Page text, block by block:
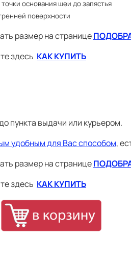
менеджер
размер.
Обхват
Обхват
87 100 76.5
91 104 78
107 120
124
основания шеи до запястья
поверхности
размер на странице
здесь КАК КУПИТЬ
пункта выдачи или курьером.
удобным для Вас способом,
размер на странице
здесь КАК КУПИТЬ